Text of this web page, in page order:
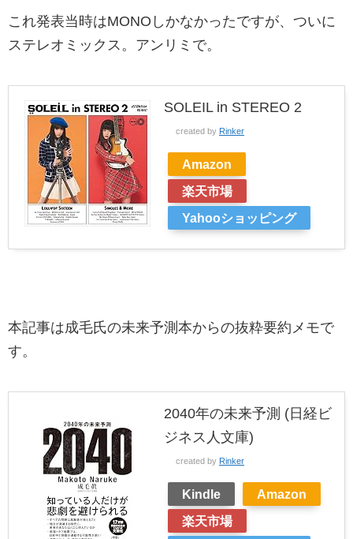
これ発表当時はMONOしかなかったですが、ついに
ステレオミックス。アンリミで。
SOLEIL in STEREO 2
created by Rinker
Amazon
楽天市場
Yahooショッピング
本記事は成毛氏の未来予測本からの抜粋要約メモで
す。
2040年の未来予測 (日経ビ
ジネス人文庫)
created by Rinker
Kindle
Amazon
楽天市場